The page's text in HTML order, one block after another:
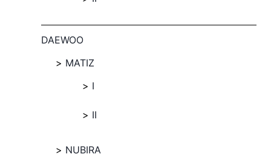
DAEWOO
MATIZ
I
II
NUBIRA